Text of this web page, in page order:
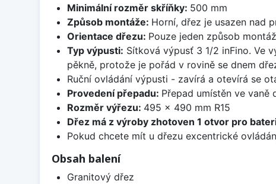
Minimální rozměr skříňky: 500 mm
Způsob montáže: Horní, dřez je usazen nad
Orientace dřezu: Pouze jeden způsob
Typ výpusti: Sítková výpusť 3 1/2 inFino. Ve
pěkně, protože je pořád v rovině se dnem
Ruční ovládání výpusti - zavírá a otevírá se
Provedení přepadu: Přepad umístěn ve vaně
Rozměr výřezu: 495 x 490 mm R15
Dřez má z výroby zhotoven 1 otvor pro
Pokud chcete mít u dřezu excentrické
Obsah balení
Granitový dřez